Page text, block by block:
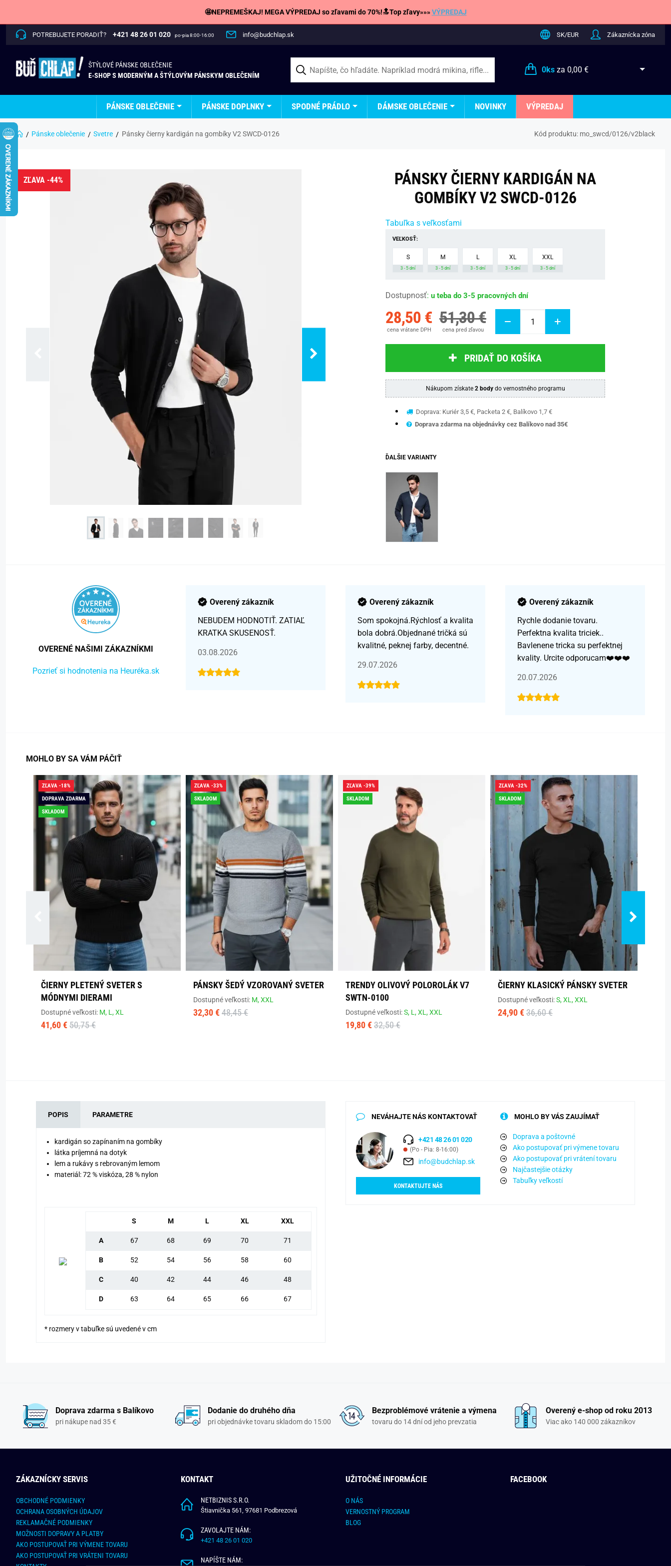
🤩NEPREMEŠKAJ! MEGA VÝPREDAJ so zľavami do 70%!🔝Top zľavy»»»VÝPREDAJ
POTREBUJETE PORADIŤ? +421 48 26 01 020 po-pia 8:00-16:00 info@budchlap.sk SK/EUR Zákaznícka zóna
ŠTÝLOVÉ PÁNSKE OBLEČENIE
E-SHOP S MODERNÝM A ŠTÝLOVÝM PÁNSKYM OBLEČENÍM
0ksza 0,00 €
PÁNSKE OBLEČENIE PÁNSKE DOPLNKY SPODNÉ PRÁDLO DÁMSKE OBLEČENIE NOVINKY VÝPREDAJ
Pánske oblečenie Svetre Pánsky čierny kardigán na gombíky V2 SWCD-0126 Kód produktu: mo_swcd/0126/v2black
ZĽAVA -44%
PÁNSKY ČIERNY KARDIGÁN NA
GOMBÍKY V2 SWCD-0126
Tabuľka s veľkosťami
VEĽKOSŤ:
S
3 - 5 dní
M
3 - 5 dní
L
3 - 5 dní
XL
3 - 5 dní
XXL
3 - 5 dní
Dostupnosť: u teba do 3-5 pracovných dní
28,50 €
cena vrátane DPH
51,30 €
cena pred zľavou
PRIDAŤ DO KOŠÍKA
Nákupom získate 2 bodydo vernostného programu
Doprava: Kuriér 3,5 €, Packeta 2 €, Balíkovo 1,7 €
Doprava zdarma na objednávky cez Balíkovo nad 35€
ĎALŠIE VARIANTY
OVERENÉ NAŠIMI ZÁKAZNÍKMI
Pozrieť si hodnotenia na Heuréka.sk
Overený zákazník
NEBUDEM HODNOTIŤ. ZATIAĽ
KRATKA SKUSENOSŤ.
03.08.2026
Overený zákazník
Som spokojná.Rýchlosť a kvalita
bola dobrá.Objednané tričká sú
kvalitné, peknej farby, decentné.
29.07.2026
Overený zákazník
Rychle dodanie tovaru.
Perfektna kvalita triciek..
Bavlenene tricka su perfektnej
kvality. Urcite odporucam❤️❤️❤️
20.07.2026
MOHLO BY SA VÁM PÁČIŤ
ZĽAVA -18%
DOPRAVA ZDARMA
SKLADOM
ČIERNY PLETENÝ SVETER S
MÓDNYMI DIERAMI
Dostupné veľkosti: M, L,XL
41,60 € 50,75 €
ZĽAVA -33%
SKLADOM
PÁNSKY ŠEDÝ VZOROVANÝ SVETER
Dostupné veľkosti: M,XXL
32,30 € 48,45 €
ZĽAVA -39%
SKLADOM
TRENDY OLIVOVÝ POLOROLÁK V7
SWTN-0100
Dostupné veľkosti:S, L,XL,XXL
19,80 € 32,50 €
ZĽAVA -32%
SKLADOM
ČIERNY KLASICKÝ PÁNSKY SVETER
Dostupné veľkosti:S,XL,XXL
24,90 € 36,60 €
POPIS PARAMETRE
kardigán so zapínaním na gombíky
látka príjemná na dotyk
lem a rukávy s rebrovaným lemom
materiál: 72 % viskóza, 28 % nylon
S M L XL XXL
A 67 68 69 70 71
B 52 54 56 58 60
C 40 42 44 46 48
D 63 64 65 66 67
* rozmery v tabuľke sú uvedené v cm
NEVÁHAJTE NÁS KONTAKTOVAŤ
+421 48 26 01 020
(Po - Pia: 8-16:00)
info@budchlap.sk
KONTAKTUJTE NÁS
MOHLO BY VÁS ZAUJÍMAŤ
Doprava a poštovné
Ako postupovať pri výmene tovaru
Ako postupovať pri vrátení tovaru
Najčastejšie otázky
Tabuľky veľkostí
Doprava zdarma s Balíkovo
pri nákupe nad 35 €
Dodanie do druhého dňa
pri objednávke tovaru skladom do 15:00
Bezproblémové vrátenie a výmena
tovaru do 14 dní od jeho prevzatia
Overený e-shop od roku 2013
Viac ako 140 000 zákazníkov
ZÁKAZNÍCKY SERVIS
OBCHODNÉ PODMIENKY
OCHRANA OSOBNÝCH ÚDAJOV
REKLAMAČNÉ PODMIENKY
MOŽNOSTI DOPRAVY A PLATBY
AKO POSTUPOVAŤ PRI VÝMENE TOVARU
AKO POSTUPOVAŤ PRI VRÁTENI TOVARU
KONTAKT
NETBIZNIS S.R.O.
Štiavnička 561, 97681 Podbrezová
ZAVOLAJTE NÁM:
+421 48 26 01 020
NAPÍŠTE NÁM:
UŽITOČNÉ INFORMÁCIE
O NÁS
VERNOSTNÝ PROGRAM
BLOG
FACEBOOK